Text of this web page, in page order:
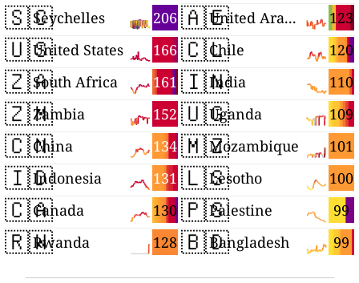
🇸🇨 206
Seychelles
🇺🇸 166
United States
🇿🇦 161
South Africa
🇿🇲 152
Zambia
🇨🇳 134
China
🇮🇩 131
Indonesia
🇨🇦 130
Canada
🇷🇼 128
Rwanda
🇦🇪 123
United Arab Emirates
🇨🇱 120
Chile
🇮🇳 110
India
🇺🇬 109
Uganda
🇲🇿 101
Mozambique
🇱🇸 100
Lesotho
🇵🇸 99
Palestine
🇧🇩 99
Bangladesh